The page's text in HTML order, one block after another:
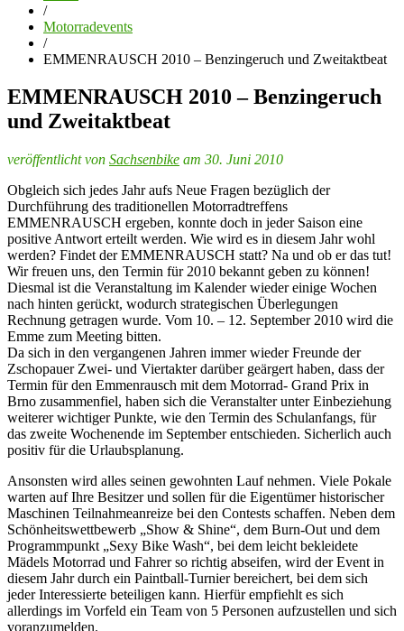
/
Motorradevents
/
EMMENRAUSCH 2010 – Benzingeruch und Zweitaktbeat
EMMENRAUSCH 2010 – Benzingeruch
und Zweitaktbeat
veröffentlicht von Sachsenbike am 30. Juni 2010
Obgleich sich jedes Jahr aufs Neue Fragen bezüglich der
Durchführung des traditionellen Motorradtreffens
EMMENRAUSCH ergeben, konnte doch in jeder Saison eine
positive Antwort erteilt werden. Wie wird es in diesem Jahr wohl
werden? Findet der EMMENRAUSCH statt? Na und ob er das tut!
Wir freuen uns, den Termin für 2010 bekannt geben zu können!
Diesmal ist die Veranstaltung im Kalender wieder einige Wochen
nach hinten gerückt, wodurch strategischen Überlegungen
Rechnung getragen wurde. Vom 10. – 12. September 2010 wird die
Emme zum Meeting bitten.
Da sich in den vergangenen Jahren immer wieder Freunde der
Zschopauer Zwei- und Viertakter darüber geärgert haben, dass der
Termin für den Emmenrausch mit dem Motorrad- Grand Prix in
Brno zusammenfiel, haben sich die Veranstalter unter Einbeziehung
weiterer wichtiger Punkte, wie den Termin des Schulanfangs, für
das zweite Wochenende im September entschieden. Sicherlich auch
positiv für die Urlaubsplanung.
Ansonsten wird alles seinen gewohnten Lauf nehmen. Viele Pokale
warten auf Ihre Besitzer und sollen für die Eigentümer historischer
Maschinen Teilnahmeanreize bei den Contests schaffen. Neben dem
Schönheitswettbewerb „Show & Shine“, dem Burn-Out und dem
Programmpunkt „Sexy Bike Wash“, bei dem leicht bekleidete
Mädels Motorrad und Fahrer so richtig abseifen, wird der Event in
diesem Jahr durch ein Paintball-Turnier bereichert, bei dem sich
jeder Interessierte beteiligen kann. Hierfür empfiehlt es sich
allerdings im Vorfeld ein Team von 5 Personen aufzustellen und sich
voranzumelden.